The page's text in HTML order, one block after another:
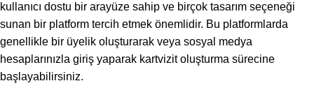
kullanıcı dostu bir arayüze sahip ve birçok tasarım seçeneği
sunan bir platform tercih etmek önemlidir. Bu platformlarda
genellikle bir üyelik oluşturarak veya sosyal medya
hesaplarınızla giriş yaparak kartvizit oluşturma sürecine
başlayabilirsiniz.